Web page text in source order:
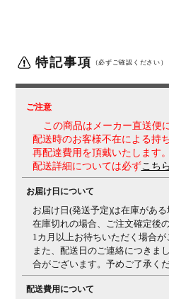
イプ
類からお選びください
確定後の変更は不可
機能
23度・任意位置固定
を中心として背と座
座面高さ調節(上下
50mm) ・アジャスト
ストアーム角度調節(
段階)・可動ヘッドレ
生産国 日本
保証について 1～8年保証(部位によ
人日本オフィス家具協
特記事項 （必ずご確認ください）
ご注意
この商品はメーカー直送便
配送時のお客様不在による持
再配達費用を頂戴いたします。
配送詳細については必ずこちら
お届け日について
お届け日(発送予定)は在庫がある
在庫切れの場合、ご注文確定後
1カ月以上お待ちいただく場合が
また、配送日のご連絡につきま
合がございます。予めご了承くだ
配送費用について